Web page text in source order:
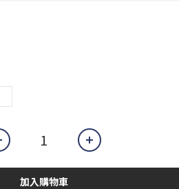
加入購物車